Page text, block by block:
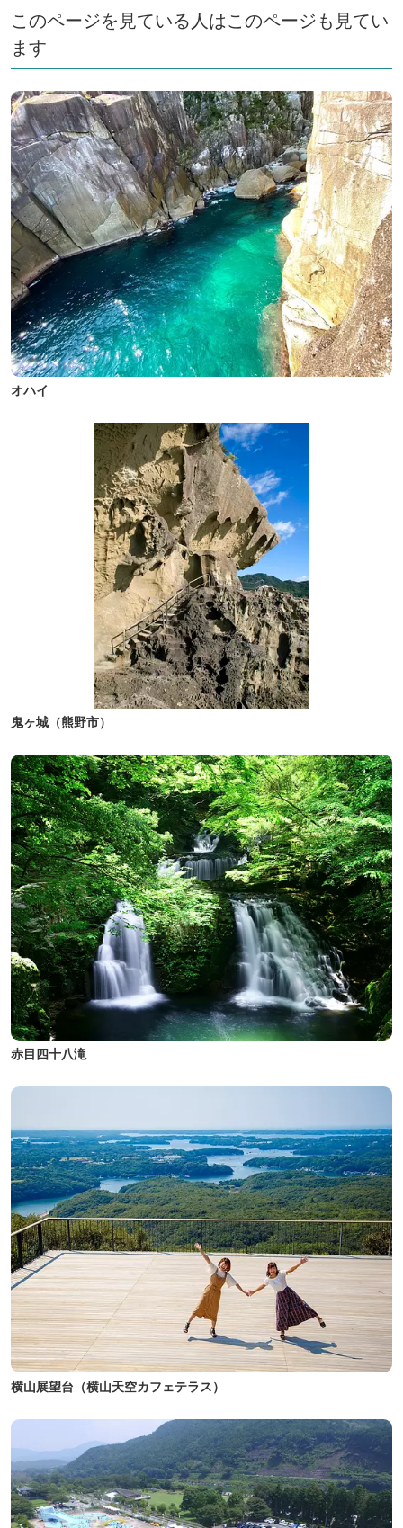
このページを見ている人はこのページも見てい
ます
オハイ
鬼ヶ城（熊野市）
赤目四十八滝
横山展望台（横山天空カフェテラス）